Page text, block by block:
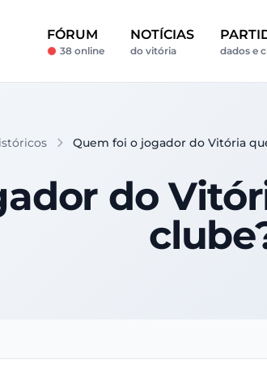
FÓRUM
38 online
NOTÍCIAS
do vitória dados e
Quem foi o jogador do Vitória
do